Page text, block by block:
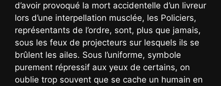
d’avoir provoqué la mort accidentelle d’un livreur
lors d’une interpellation musclée, les Policiers,
représentants de l’ordre, sont, plus que jamais,
sous les feux de projecteurs sur lesquels ils se
brûlent les ailes. Sous l’uniforme, symbole
purement répressif aux yeux de certains, on
oublie trop souvent que se cache un humain en